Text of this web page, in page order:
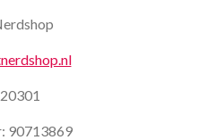
90713869